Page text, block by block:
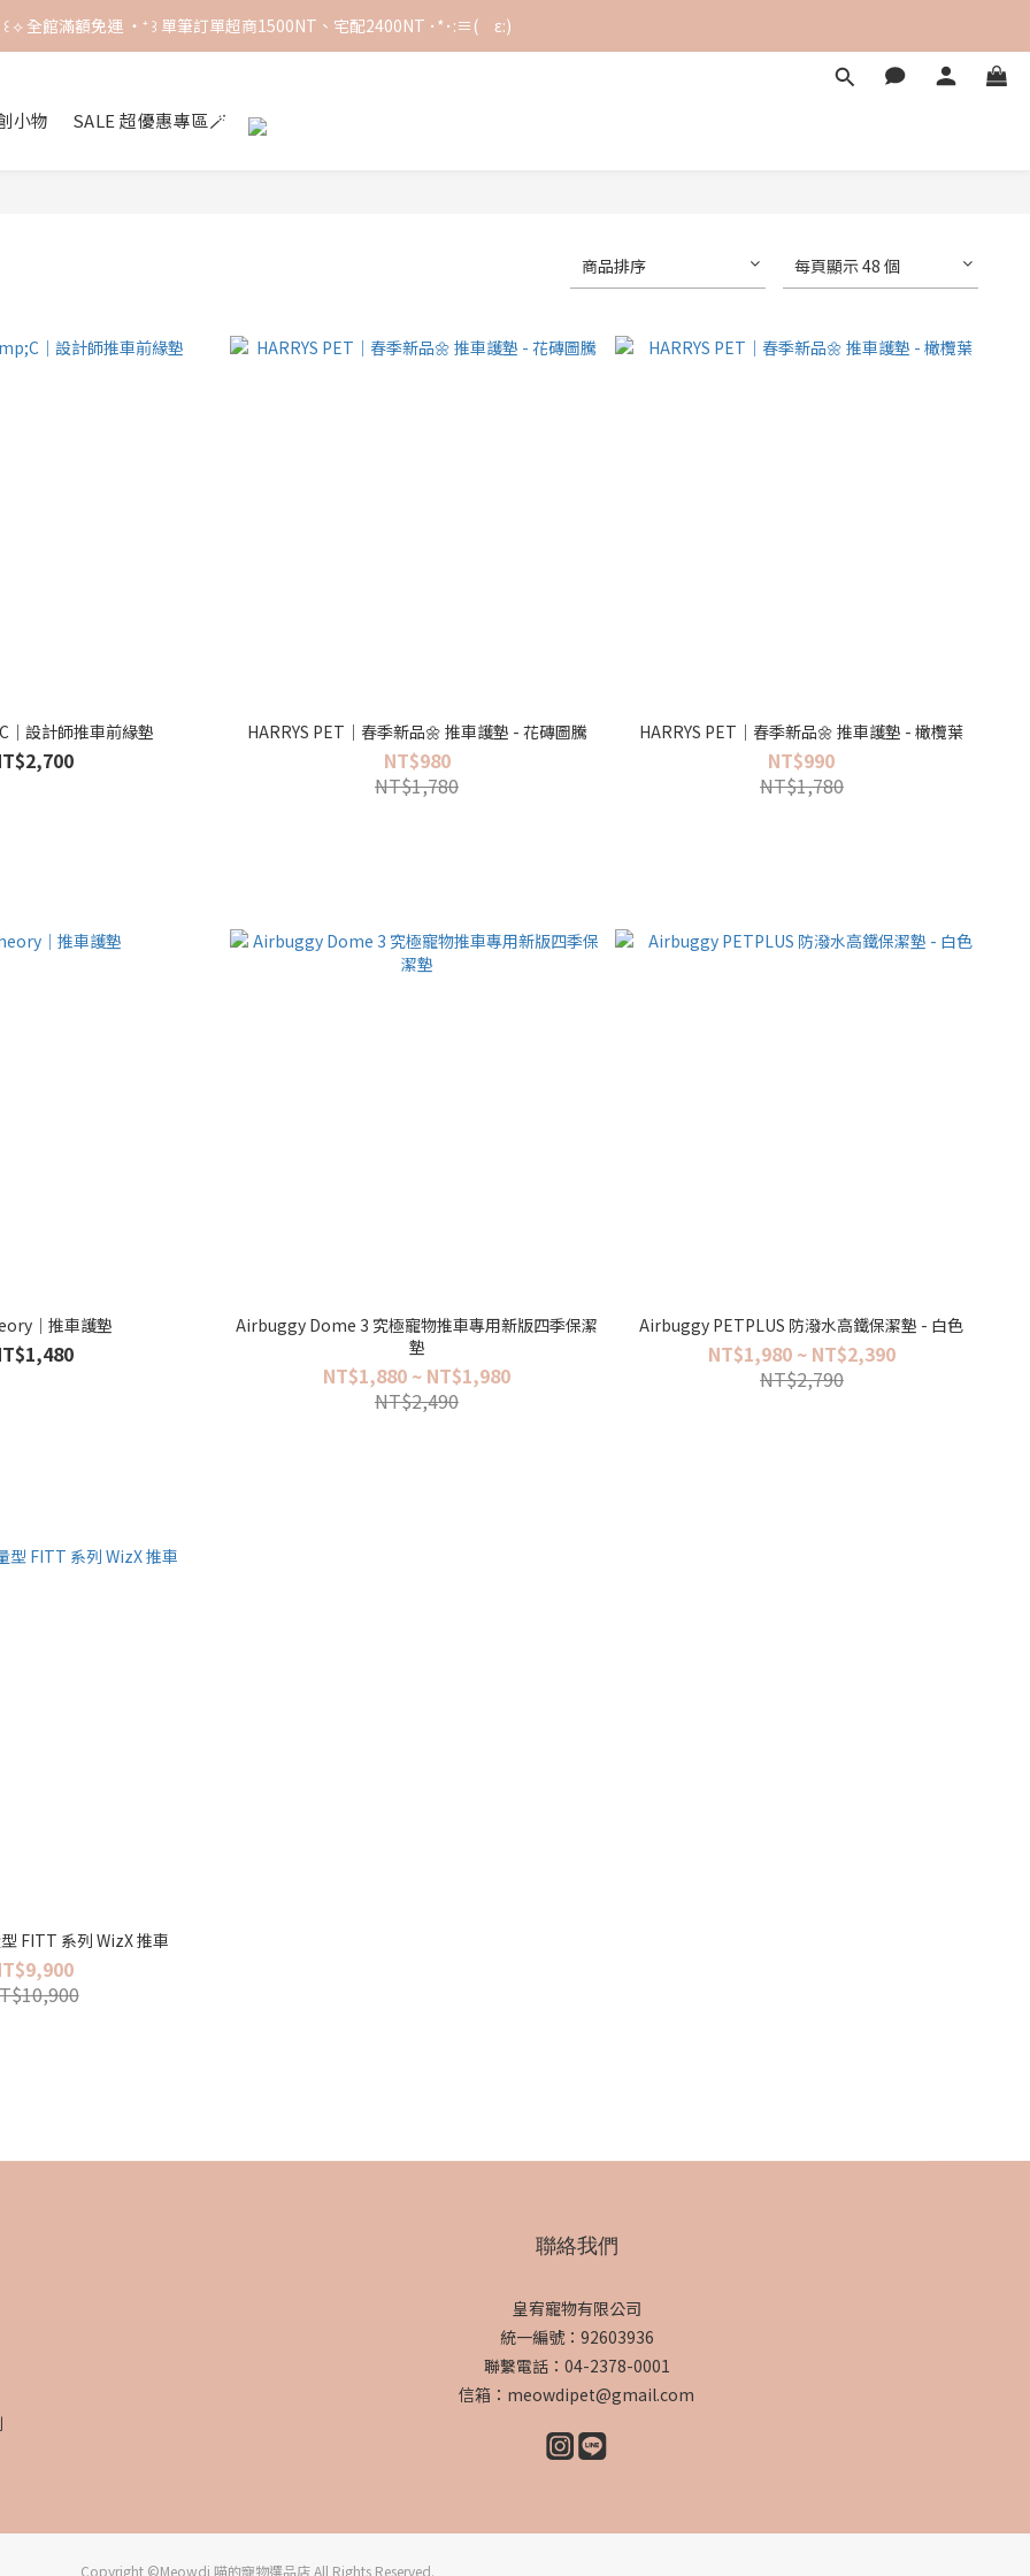
꒰ ⟡ 全館滿額免運 ‧⁺ ꒱ 單筆訂單超商1500NT、宅配2400NT ･*･:≡(　ε:)
꒰ ⟡ 全館滿額免運 ‧⁺ ꒱ 單筆訂單超商1500NT、宅配2400NT ･*･:≡(　ε:)
꒰ ⟡ 全館滿額免運 ‧⁺ ꒱ 單筆訂單超商1500NT、宅配2400NT ･*･:≡(　ε:)
小物 SALE 超優惠專區🪄
商品排序 每頁顯示 48 個
設計師推車前緣墊 HARRYS PET｜春季新品🌼 推車護墊 - 花磚圖騰
NT$980
NT$1,780
HARRYS PET｜春季新品🌼 推車護墊 - 橄欖葉
NT$990
NT$1,780
｜推車護墊
Airbuggy Dome 3 究極寵物推車專用新版四季保潔
墊
NT$1,880 ~ NT$1,980
NT$2,490
Airbuggy PETPLUS 防潑水高鐵保潔墊 - 白色
NT$1,980 ~ NT$2,390
NT$2,790
FITT 系列 WizX 推車
聯絡我們
皇宥寵物有限公司
統一編號：92603936
聯繫電話：04-2378-0001
信箱：meowdipet@gmail.com
Copyright ©Meowdi 喵的寵物選品店 All Rights Reserved.